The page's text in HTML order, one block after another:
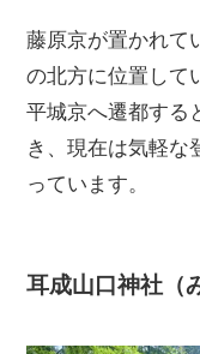
藤原京が置かれて
の北方に位置して
平城京へ遷都する
き、現在は気軽な
っています。
耳成山口神社（